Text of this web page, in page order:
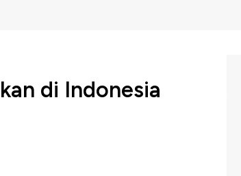
di Indonesia